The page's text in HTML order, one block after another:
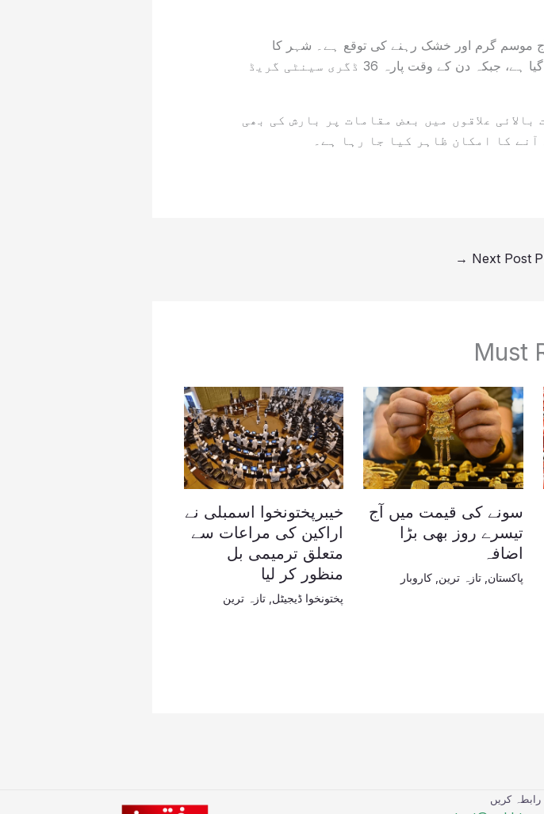
آج موسم گرم اور خشک رہنے کی توقع ہے۔ شہر کا
موجودہ درجہ حرارت 31 ڈگری سینٹی گریڈ ریکارڈ کیا گیا ہے، جبکہ دن کے وقت پارہ 36 ڈگری سینٹی گریڈ
علاقوں میں بعض مقامات پر بارش کی بھی
کا امکان ظاہر کیا جا رہا ہے۔
Next Post
→
Must
سونے کی قیمت میں آج
تیسرے روز بھی بڑا
اضافہ
پاکستان ,تازہ ترین ,کاروبار
خیبرپختونخوا اسمبلی نے
اراکین کی مراعات سے
متعلق ترمیمی بل
منظور کر لیا
پختونخوا ڈیجیٹل تازہ ترین
کریں